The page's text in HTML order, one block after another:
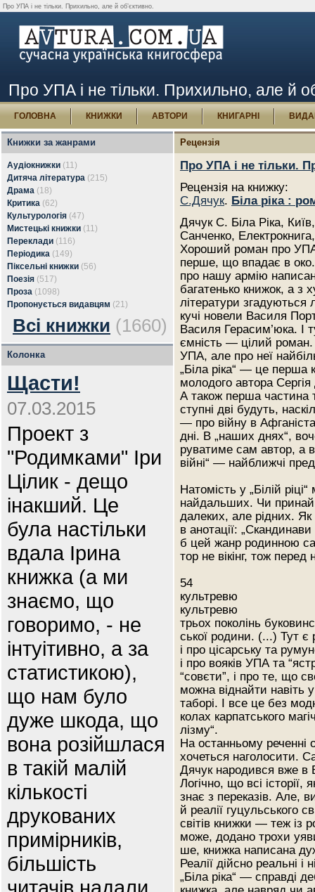
Про УПА і не тільки. Прихильно, але й об’єктивно.
Про УПА і не тільки. Прихильно, але й
ГОЛОВНА КНИЖКИ АВТОРИ КНИГАРНІ
Книжки за жанрами
Аудіокнижки (11)
Дитяча література (215)
Драма (18)
Критика (62)
Культурологія (47)
Мистецькі книжки (11)
Переклади (116)
Періодика (149)
Піксельні книжки (56)
Поезія (517)
Проза (1098)
Пропонується видавцям (21)
Всі книжки (1660)
Колонка
Щасти!
07.03.2015
Проект з
"Родимками" Іри
Цілик - дещо
інакший. Це
була настільки
вдала Ірина
книжка (а ми
знаємо, що
говоримо, - не
інтуітивно, а за
статистикою),
що нам було
дуже шкода, що
вона розійшлася
в такій малій
кількості
друкованих
примірників,
більшість
Рецензія
Про УПА і не тільки.
Рецензія на книжку:
С.Дячук. Біла ріка :
Дячук С. Біла Ріка, Київ,
Санченко,
Хороший роман про
перше, що впадає в
про нашу армію
багатенько книжок, а з
літератури
кучі новели Василя
Василя Герасим’юка. І
ємність — цілий
УПА, але про неї
„Біла ріка“ — це перша
молодого автора
А також перша частина
ступні дві будуть,
— про війну в
дні. В „наших днях“,
руватиме сам автор, а в
війні“ — найближчі
Натомість у „Білій
найдальших. Чи
далеких, але рідних. Як
в анотації:
б цей жанр родинною
тор не вікінг, тож перед
54
культревю
культревю
трьох поколінь
ської родини. (...) Тут є
і про цісарську та
і про вояків УПА та
“совєти”, і про те, що
можна віднайти навіть
таборі. І все це без
колах карпатського
лізму“.
На останньому реченні
хочеться наголосити.
Дячук народився вже в
Логічно, що всі історії,
знає з переказів. Але,
й реалії гуцульського
світів книжки — теж із
може, додано трохи
ше, книжка написана
Реалії дійсно реальні і
„Біла ріка“ — справді